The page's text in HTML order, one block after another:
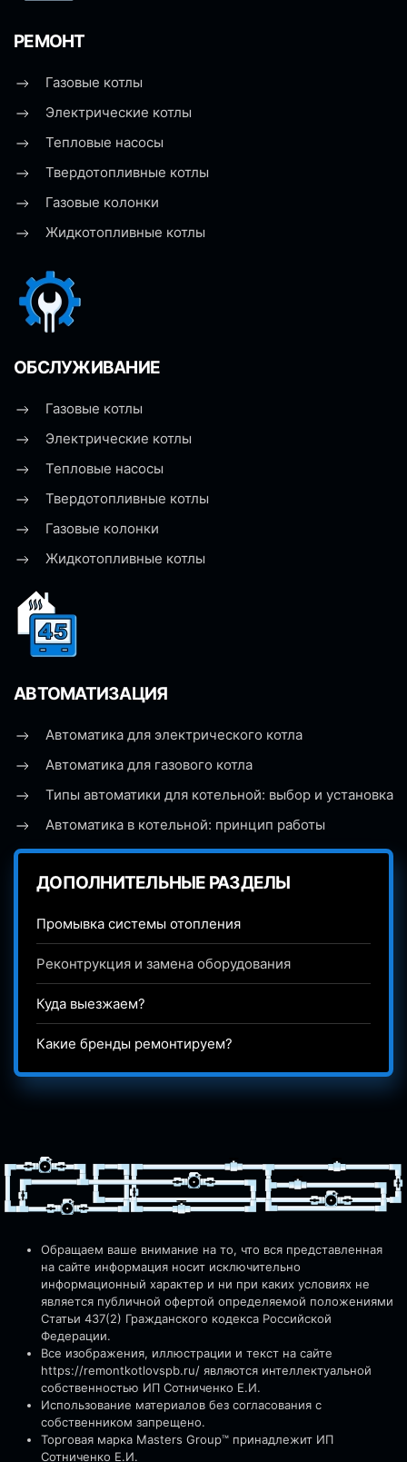
РЕМОНТ
Газовые котлы
Электрические котлы
Тепловые насосы
Твердотопливные котлы
Газовые колонки
Жидкотопливные котлы
ОБСЛУЖИВАНИЕ
Газовые котлы
Электрические котлы
Тепловые насосы
Твердотопливные котлы
Газовые колонки
Жидкотопливные котлы
АВТОМАТИЗАЦИЯ
Автоматика для электрического котла
Автоматика для газового котла
Типы автоматики для котельной: выбор и установка
Автоматика в котельной: принцип работы
ДОПОЛНИТЕЛЬНЫЕ РАЗДЕЛЫ
Промывка системы отопления
Реконтрукция и замена оборудования
Куда выезжаем?
Какие бренды ремонтируем?
Обращаем ваше внимание на то, что вся представленная
на сайте информация носит исключительно
информационный характер и ни при каких условиях не
является публичной офертой определяемой положениями
Статьи 437(2) Гражданского кодекса Российской
Федерации.
Все изображения, иллюстрации и текст на сайте
https://remontkotlovspb.ru/ являются интеллектуальной
собственностью ИП Сотниченко Е.И.
Использование материалов без согласования с
собственником запрещено.
Торговая марка Masters Group™ принадлежит ИП
Сотниченко Е.И.